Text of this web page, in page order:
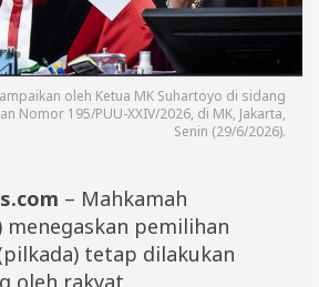
l
a
D
a
e
r
t
a
p
D
oleh Ketua MK Suhartoyo di sidang
Nomor 195/PUU-XXIV/2026, di MK, Jakarta,
Senin (29/6/2026).
– Mahkamah
menegaskan pemilihan
tetap dilakukan